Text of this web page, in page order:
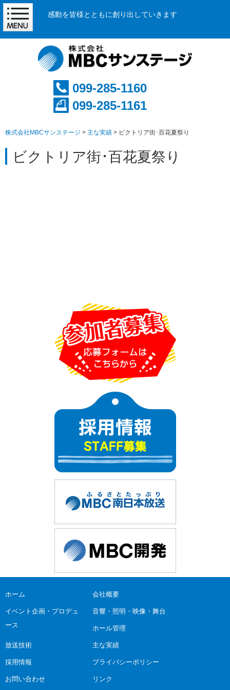
感動を皆様とともに創り出していきます
099-285-1160
099-285-1161
株式会社MBCサンステージ > 主な実績 > ビクトリア街･百花夏祭り
ビクトリア街･百花夏祭り
ホーム 会社概要
イベント企画・プロデュ
ース
音響・照明・映像・舞台
ホール管理
放送技術 主な実績
採用情報 プライバシーポリシー
お問い合わせ リンク